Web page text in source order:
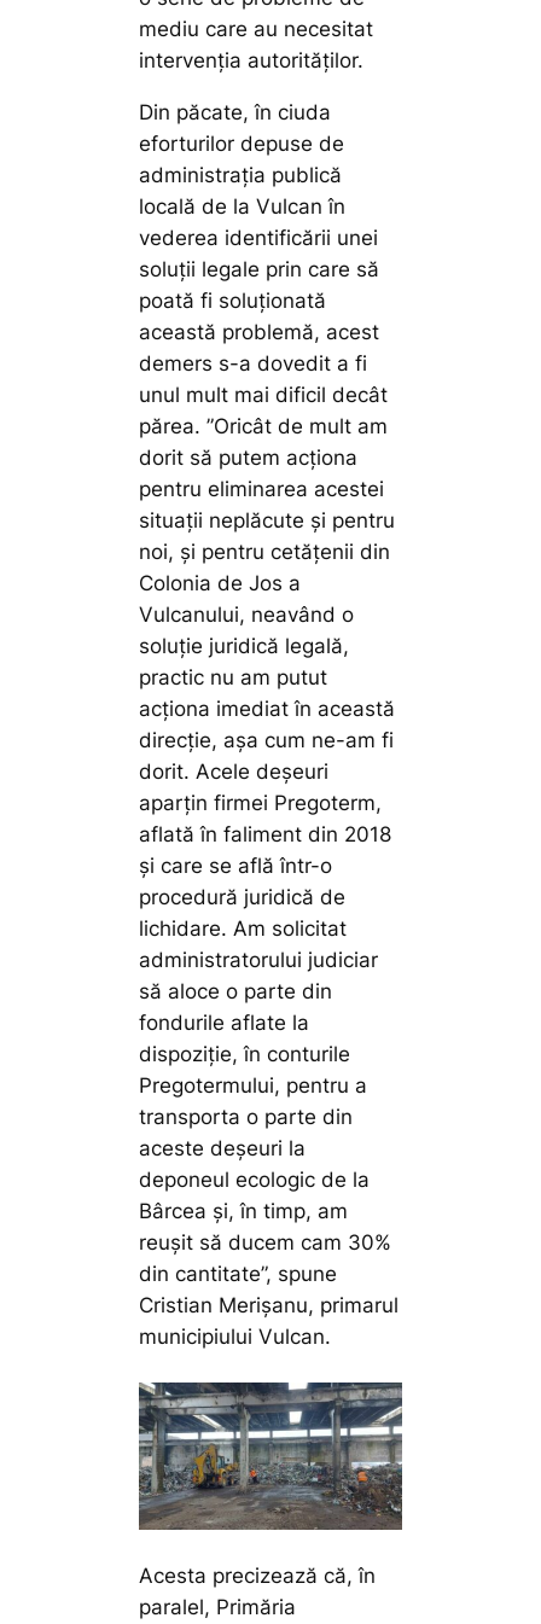
mediu care au necesitat
intervenția autorităților.
Din păcate, în ciuda
eforturilor depuse de
administrația publică
locală de la Vulcan în
vederea identificării unei
soluții legale prin care să
poată fi soluționată
această problemă, acest
demers s-a dovedit a fi
unul mult mai dificil decât
părea.”Oricât de mult am
dorit să putem acționa
pentru eliminarea acestei
situații neplăcute și pentru
noi, și pentru cetățenii din
Colonia de Jos a
Vulcanului, neavând o
soluție juridică legală,
practic nu am putut
acționa imediat în această
direcție, așa cum ne-am fi
dorit. Acele deșeuri
aparțin firmei Pregoterm,
aflată în faliment din 2018
și care se află într-o
procedură juridică de
lichidare. Am solicitat
administratorului judiciar
să aloce o parte din
fondurile aflate la
dispoziție, în conturile
Pregotermului, pentru a
transporta o parte din
aceste deșeuri la
deponeul ecologic de la
Bârcea și, în timp, am
reușit să ducem cam 30%
din cantitate”, spune
Cristian Merișanu, primarul
municipiului Vulcan.
Acesta precizează că, în
paralel, Primăria